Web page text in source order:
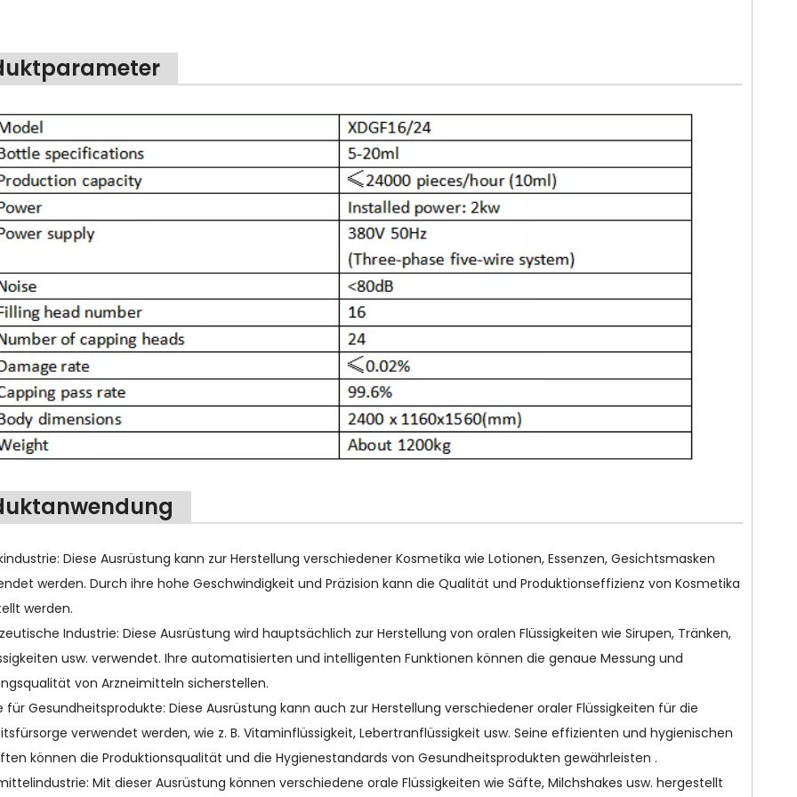
Diese Ausrüstung kann zur Herstellung verschiedener Kosmetika wie Lotionen, Essenzen, Gesichtsmasken
werden. Durch ihre hohe Geschwindigkeit und Präzision kann die Qualität und Produktionseffizienz von Kosmetika
werden.
Industrie: Diese Ausrüstung wird hauptsächlich zur Herstellung von oralen Flüssigkeiten wie Sirupen, Tränken,
usw. verwendet. Ihre automatisierten und intelligenten Funktionen können die genaue Messung und
von Arzneimitteln sicherstellen.
für Gesundheitsprodukte: Diese Ausrüstung kann auch zur Herstellung verschiedener oraler Flüssigkeiten für die
verwendet werden, wie z. B. Vitaminflüssigkeit, Lebertranflüssigkeit usw. Seine effizienten und hygienischen
können die Produktionsqualität und die Hygienestandards von Gesundheitsprodukten gewährleisten .
Mit dieser Ausrüstung können verschiedene orale Flüssigkeiten wie Säfte, Milchshakes usw. hergestellt